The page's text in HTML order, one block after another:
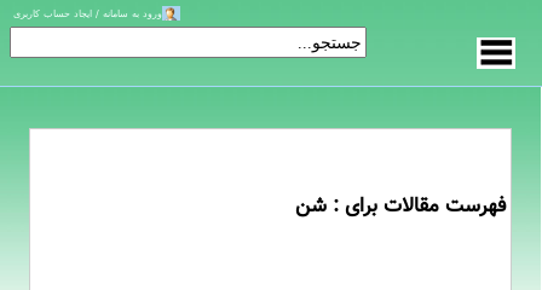
فهرست مقالات برای : شن
ورود به سامانه / ایجاد حساب کاربری